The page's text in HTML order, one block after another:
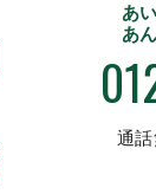
あ
あ
通